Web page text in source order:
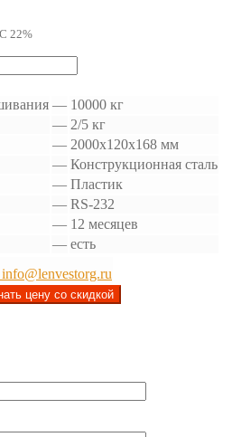
22%
— 10000 кг
— 2/5 кг
— 2000x120x168 мм
— Конструкционная сталь
— Пластик
— RS-232
— 12 месяцев
— есть
цену со скидкой